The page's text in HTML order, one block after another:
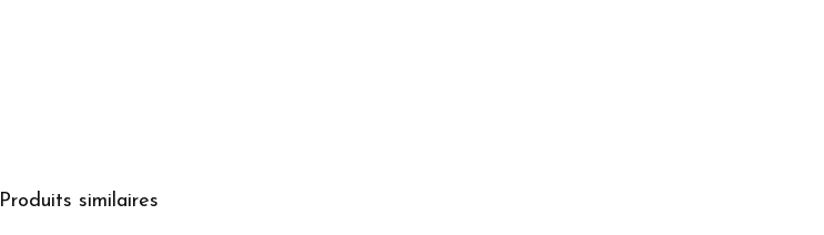
Produits similaires